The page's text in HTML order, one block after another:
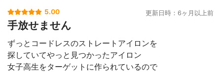
5.00 更新日時：6ヶ月以上前
手放せません
ずっとコードレスのストレートアイロンを
探していてやっと見つかったアイロン
女子高生をターゲットに作られているので